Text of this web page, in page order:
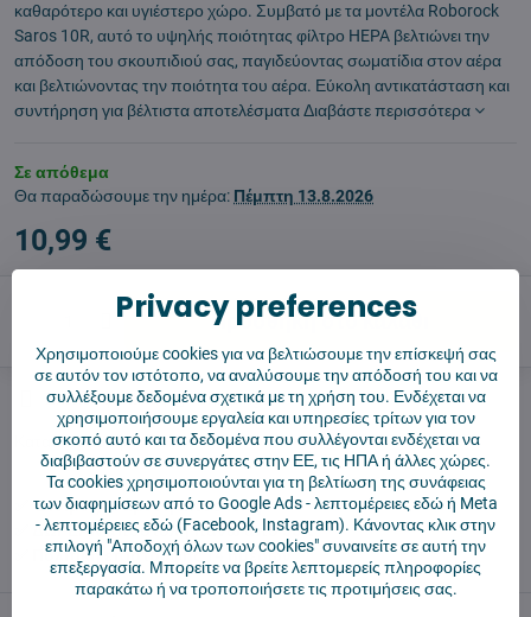
καθαρότερο και υγιέστερο χώρο. Συμβατό με τα μοντέλα Roborock
Saros 10R, αυτό το υψηλής ποιότητας φίλτρο HEPA βελτιώνει την
απόδοση του σκουπιδιού σας, παγιδεύοντας σωματίδια στον αέρα
και βελτιώνοντας την ποιότητα του αέρα. Εύκολη αντικατάσταση και
συντήρηση για βέλτιστα αποτελέσματαΔιαβάστε περισσότερα
Σε απόθεμα
Θα παραδώσουμε την ημέρα: Πέμπτη 13.8.2026
10,99 €
Προσθήκη στο καλάθι
Σκύλος φύλακας Shippings
Κατασκευαστής:4Robot
✅ Έτοιμο για άμεση αποστολή
✅ ΔΩΡΕΑΝ αποστολή πάνω από 55 €
✅ Πολιτική επιστροφής 14 ημερών
Privacy preferences
Χρησιμοποιούμε cookies για να βελτιώσουμε την επίσκεψή σας
σε αυτόν τον ιστότοπο, να αναλύσουμε την απόδοσή του και να
συλλέξουμε δεδομένα σχετικά με τη χρήση του. Ενδέχεται να
χρησιμοποιήσουμε εργαλεία και υπηρεσίες τρίτων για τον
σκοπό αυτό και τα δεδομένα που συλλέγονται ενδέχεται να
διαβιβαστούν σε συνεργάτες στην ΕΕ, τις ΗΠΑ ή άλλες χώρες.
Τα cookies χρησιμοποιούνται για τη βελτίωση της συνάφειας
των διαφημίσεων από το Google Ads -λεπτομέρειες εδώή Meta
-λεπτομέρειες εδώ (Facebook, Instagram). Κάνοντας κλικ στην
επιλογή "Αποδοχή όλων των cookies" συναινείτε σε αυτή την
επεξεργασία. Μπορείτε να βρείτε λεπτομερείς πληροφορίες
παρακάτω ή να τροποποιήσετε τις προτιμήσεις σας.